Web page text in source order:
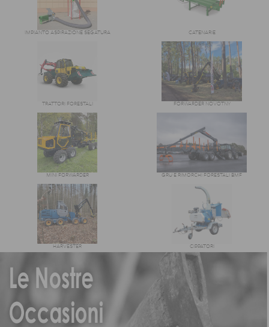
IMPIANTO ASPIRAZIONE SEGATURA CATENARIE
TRATTORI FORESTALI FORWARDER NOVOTNY
MINI FORWARDER GRU E RIMORCHI FORESTALI BMF
HARVESTER CIPPATORI